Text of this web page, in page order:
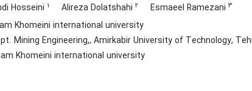
Hosseini 1 Alireza Dolatshahi 2 Esmaeel Ramezani 3
Khomeini international university
Mining Engineering,, Amirkabir University of Technology,
Khomeini international university